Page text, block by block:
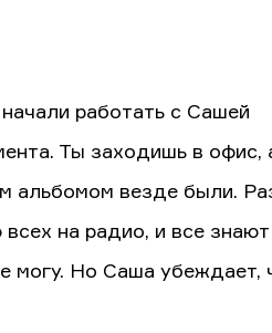
работать с Сашей
Ты заходишь в офис,
альбомом везде были.
на радио, и все знают
могу. Но Саша убеждает,